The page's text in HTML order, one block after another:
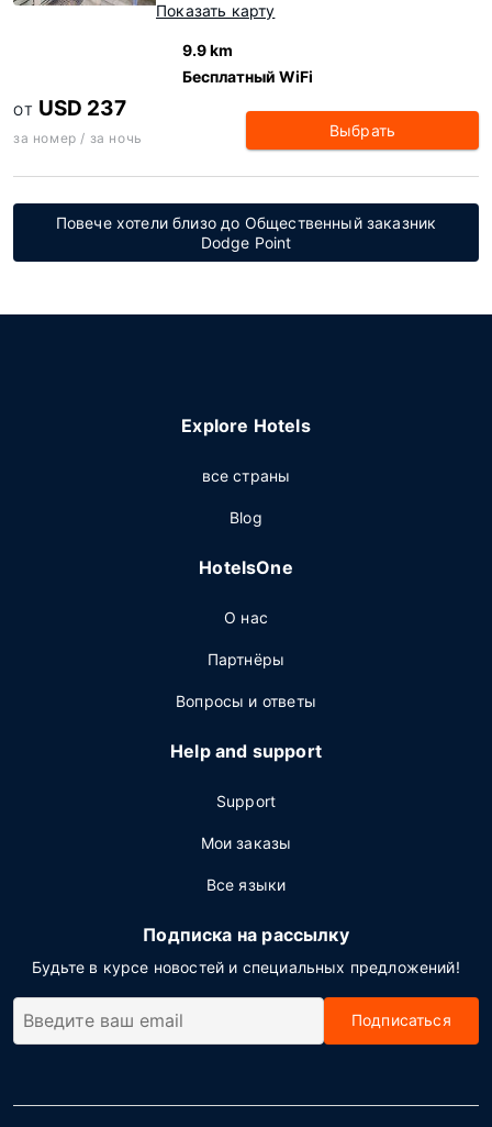
Показать карту
9.9 km
Бесплатный WiFi
ОТ USD 237
за номер / за ночь Выбрать
Повече хотели близо до Общественный заказник
Dodge Point
Explore Hotels
все страны
Blog
HotelsOne
О нас
Партнёры
Вопросы и ответы
Help and support
Support
Мои заказы
Все языки
Подписка на рассылку
Будьте в курсе новостей и специальных предложений!
Подписаться